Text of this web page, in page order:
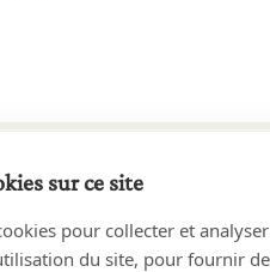
10/2006
(2018 Antwerpen)
sur ce site
pour collecter et
du site, pour fournir